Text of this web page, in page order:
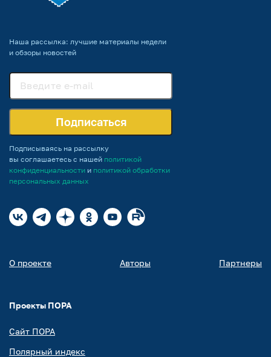
Наша рассылка: лучшие материалы недели
и обзоры новостей
Подписаться
Подписываясь на рассылку
вы соглашаетесь с нашей политикой
конфиденциальности и политикой обработки
персональных данных
О проекте Авторы Партнеры
Проекты ПОРА
Сайт ПОРА
Полярный индекс